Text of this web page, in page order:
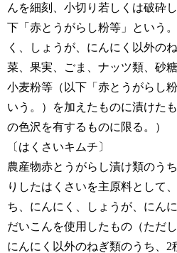
んを細刻、小切り若しくは破砕
下「赤とうがらし粉等」という
く、しょうが、にんにく以外の
菜、果実、ごま、ナッツ類、砂
小麦粉等（以下「赤とうがらし
いう。）を加えたものに漬けた
の色沢を有するものに限る。）
〔はくさいキムチ〕
農産物赤とうがらし漬け類のう
りしたはくさいを主原料として
ち、にんにく、しょうが、にん
だいこんを使用したもの（ただ
にんにく以外のねぎ類のうち、2